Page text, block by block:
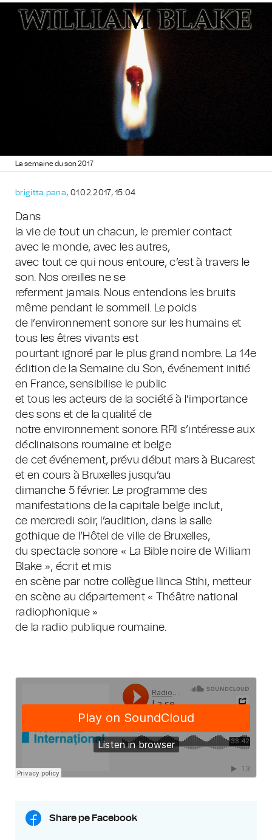
La semaine du son 2017
brigitta.pana, 01.02.2017, 15:04
Dans
la vie de tout un chacun, le premier contact
avec le monde, avec les autres,
avec tout ce qui nous entoure, c’est à travers le
son. Nos oreilles ne se
referment jamais. Nous entendons les bruits
même pendant le sommeil. Le poids
de l’environnement sonore sur les humains et
tous les êtres vivants est
pourtant ignoré par le plus grand nombre. La 14e
édition de la Semaine du Son, événement initié
en France, sensibilise le public
et tous les acteurs de la société à l’importance
des sons et de la qualité de
notre environnement sonore. RRI s’intéresse aux
déclinaisons roumaine et belge
de cet événement, prévu début mars à Bucarest
et en cours à Bruxelles jusqu’au
dimanche 5 février. Le programme des
manifestations de la capitale belge inclut,
ce mercredi soir, l’audition, dans la salle
gothique de l’Hôtel de ville de Bruxelles,
du spectacle sonore « La Bible noire de William
Blake », écrit et mis
en scène par notre collègue Ilinca Stihi, metteur
en scène au département « Théâtre national
radiophonique »
de la radio publique roumaine.
Share pe Facebook